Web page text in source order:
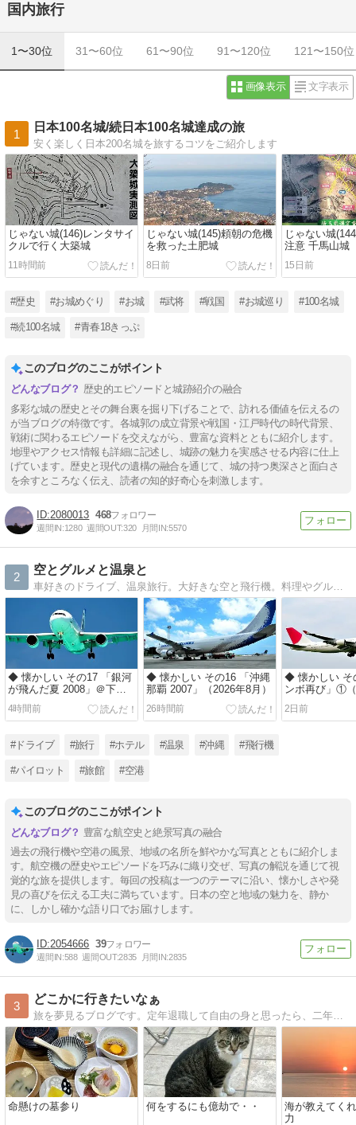
国内旅行
1〜30位 31〜60位 61〜90位 91〜120位 121〜150位
画像表示 文字表示
1
日本100名城/続日本100名城達成の旅
安く楽しく日本200名城を旅するコツをご紹介します
じゃない城(146)レンタサイ
クルで行く大築城
11時間前
じゃない城(145)頼朝の危機
を救った土肥城
8日前
じゃない城
注意 千馬山城
15日前
#歴史 #お城めぐり #お城 #武将 #戦国 #お城巡り #100名城
#続100名城 #青春18きっぷ
このブログのここがポイント
歴史的エピソードと城跡紹介の融合
多彩な城の歴史とその舞台裏を掘り下げることで、訪れる価値を伝えるの
が当ブログの特徴です。各城郭の成立背景や戦国・江戸時代の時代背景、
戦術に関わるエピソードを交えながら、豊富な資料とともに紹介します。
地理やアクセス情報も詳細に記述し、城跡の魅力を実感させる内容に仕上
げています。歴史と現代の遺構の融合を通じて、城の持つ奥深さと面白さ
を余すところなく伝え、読者の知的好奇心を刺激します。
2080013 468
週間IN:1280 週間OUT:320 月間IN:5570
2
空とグルメと温泉と
車好きのドライブ、温泉旅行。大好きな空と飛行機。料理やグルメ情報も。
◆ 懐かしい その17 「銀河
が飛んだ夏 2008」＠下地
島（2026年7月）
4時間前
◆ 懐かしい その16 「沖縄
那覇 2007」（2026年8月）
26時間前
◆ 懐かしい そ
ンボ再び」①
月）
2日前
#ドライブ #旅行 #ホテル #温泉 #沖縄 #飛行機
#パイロット #旅館 #空港
このブログのここがポイント
豊富な航空史と絶景写真の融合
過去の飛行機や空港の風景、地域の名所を鮮やかな写真とともに紹介しま
す。航空機の歴史やエピソードを巧みに織り交ぜ、写真の解説を通じて視
覚的な旅を提供します。毎回の投稿は一つのテーマに沿い、懐かしさや発
見の喜びを伝える工夫に満ちています。日本の空と地域の魅力を、静か
に、しかし確かな語り口でお届けします。
2054666 39
週間IN:588 週間OUT:2835 月間IN:2835
3
どこかに行きたいなぁ
旅を夢見るブログです。定年退職して自由の身と思ったら、二年間の長期入院。現在、やっと退院してリハビリ中・・
命懸けの墓参り 何をするにも億劫で・・
海が教えてく
力